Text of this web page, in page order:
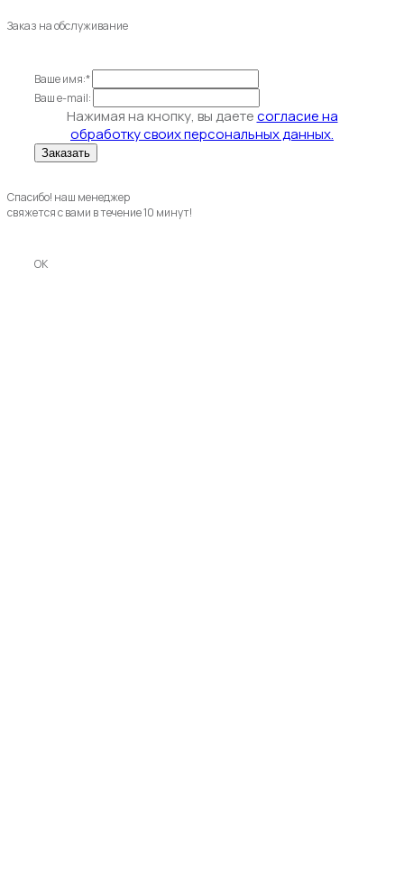
Заказ на обслуживание
Ваше имя:*
Ваш e-mail:
Нажимая на кнопку, вы даетесогласие на
обработку своих персональных данных.
Спасибо! наш менеджер
свяжется с вами в течение 10 минут!
OK